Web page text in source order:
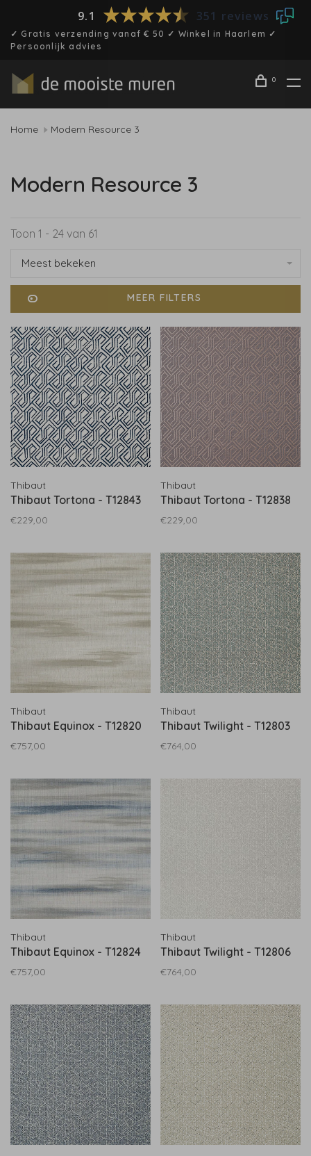
9.1 351 reviews
✓ Gratis verzending vanaf € 50 ✓ Winkel in Haarlem ✓
Persoonlijk advies
0
Home Modern Resource 3
Modern Resource 3
Toon 1 - 24 van 61
Meest bekeken
MEER FILTERS
Thibaut
Thibaut Tortona - T12843
€229,00
Thibaut
Thibaut Tortona - T12838
€229,00
Thibaut
Thibaut Equinox - T12820
€757,00
Thibaut
Thibaut Twilight - T12803
€764,00
Thibaut
Thibaut Equinox - T12824
€757,00
Thibaut
Thibaut Twilight - T12806
€764,00